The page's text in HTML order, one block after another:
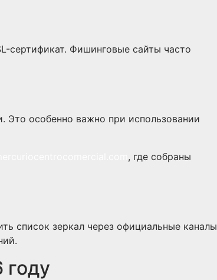
сертификат. Фишинговые сайты часто
Это особенно важно при использовании
, где собраны
список зеркал через официальные каналы